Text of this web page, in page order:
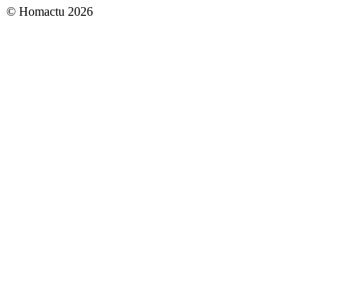
© Homactu 2026